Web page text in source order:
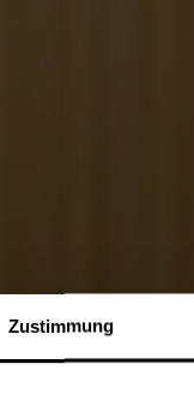
Zustimmung